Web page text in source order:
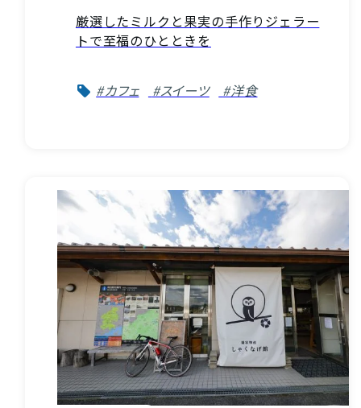
厳選したミルクと果実の手作りジェラー
トで至福のひとときを
#カフェ #スイーツ #洋食